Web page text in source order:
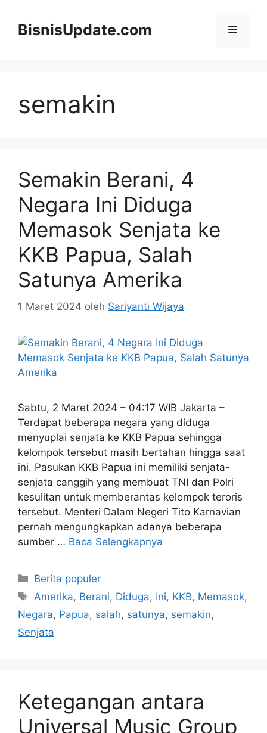
BisnisUpdate.com Menu
semakin
Semakin Berani, 4
Negara Ini Diduga
Memasok Senjata ke
KKB Papua, Salah
Satunya Amerika
1 Maret 2024 oleh Sariyanti Wijaya
Sabtu, 2 Maret 2024 – 04:17 WIB Jakarta –
Terdapat beberapa negara yang diduga
menyuplai senjata ke KKB Papua sehingga
kelompok tersebut masih bertahan hingga saat
ini. Pasukan KKB Papua ini memiliki senjata-
senjata canggih yang membuat TNI dan Polri
kesulitan untuk memberantas kelompok teroris
tersebut. Menteri Dalam Negeri Tito Karnavian
pernah mengungkapkan adanya beberapa
sumber … Baca Selengkapnya
Kategori
Berita populer
Tag
Amerika, Berani, Diduga, Ini, KKB, Memasok,
Negara, Papua, salah, satunya, semakin,
Senjata
Ketegangan antara
Universal Music Group